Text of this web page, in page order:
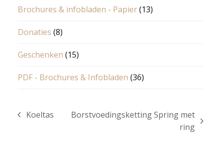
Brochures & infobladen - Papier(13)
Donaties (8)
Geschenken (15)
PDF - Brochures & Infobladen (36)
previous
Koeltas
Borstvoedingsketting Spring met
ring